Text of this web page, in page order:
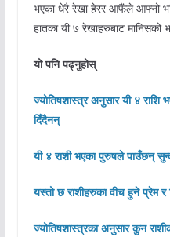
भएका धेरै रेखा हेरर आफैंले आफ्नो
हातका यी ७ रेखाहरुबाट मानिसको
यो पनि पढ्नुहोस्
ज्योतिषशास्त्र अनुसार यी ४
दिँदैनन्
यी ४ राशी भएका पुरुषले पाउँछन्
यस्तो छ राशीहरुका वीच हुने प्रेम र
ज्योतिषशास्त्रका अनुसार कुन